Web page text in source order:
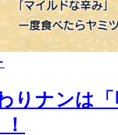
りナンは